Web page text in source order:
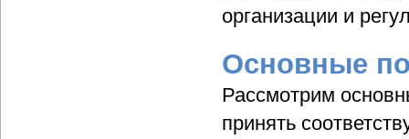
организации и
Основные
Рассмотрим
принять